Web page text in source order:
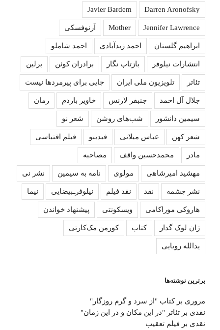
Darren Aronofsky
Javier Bardem
Jennifer Lawrence
Mother آرنوفسکی
ابراهیم گلستان احمد زیدآبادی احمد شاملو
انتشارات نیلوفر بازتاب نگار برادران کوئن برلین
تئاتر تلویزیون ملی ایران جایی برای پیرمردها نیست
جلال آل احمد جنبفر لارنس خاویر باردم رمان
سیمین دانشور شب‌های روشن شعر نو
شعر کهن عباس میلانی فیدیبو فیلم اقتباسی
مادر محمدحسین واقف مصاحبه
مهشید امیرشاهی مولوی نامه به سیمین نشر نی
نشر چشمه نقد نقد فیلم نیلوفرـبیضایی نیما
هاروکی موراکامی ویسکونتی پیشنهاد خواندن
ژان لوک گدار کتاب کورمن مک‌کارتی
یدالله رویایی
برترین نوشته‌ها
مروری بر کتاب "از سرد و گرم روزگار"
نقدی بر تئاتر "در این مکان و در این زمان"
نقدی بر فیلم تعقیب